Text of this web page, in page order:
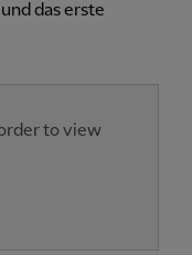
das erste
to view